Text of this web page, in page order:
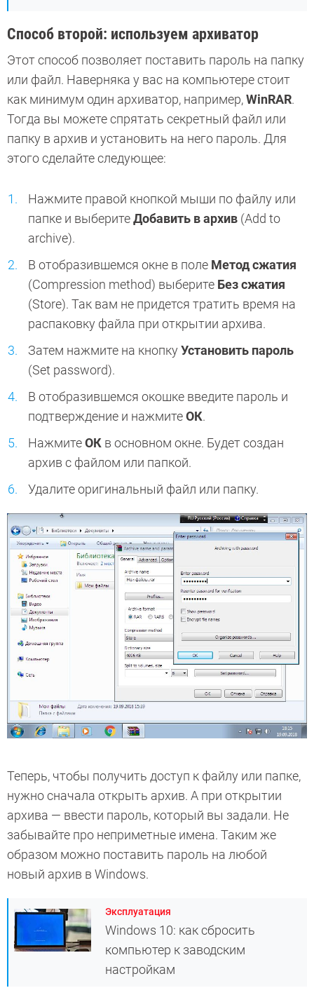
Способ второй: используем архиватор
Этот способ позволяет поставить пароль на папку
или файл. Наверняка у вас на компьютере стоит
как минимум один архиватор, например,WinRAR.
Тогда вы можете спрятать секретный файл или
папку в архив и установить на него пароль. Для
этого сделайте следующее:
Нажмите правой кнопкой мыши по файлу или
папке и выберитеДобавить в архив (Add to
archive).
В отобразившемся окне в поле Метод сжатия
(Compression method) выберите Без сжатия
(Store). Так вам не придется тратить время на
распаковку файла при открытии архива.
Затем нажмите на кнопкуУстановить пароль
(Set password).
В отобразившемся окошке введите пароль и
подтверждение и нажмитеОК.
НажмитеОК в основном окне. Будет создан
архив с файлом или папкой.
Удалите оригинальный файл или папку.
Теперь, чтобы получить доступ к файлу или папке,
нужно сначала открыть архив. А при открытии
архива — ввести пароль, который вы задали. Не
забывайте про неприметные имена. Таким же
образом можно поставить пароль на любой
новый архив в Windows.
Эксплуатация
Windows 10: как сбросить
компьютер к заводским
настройкам